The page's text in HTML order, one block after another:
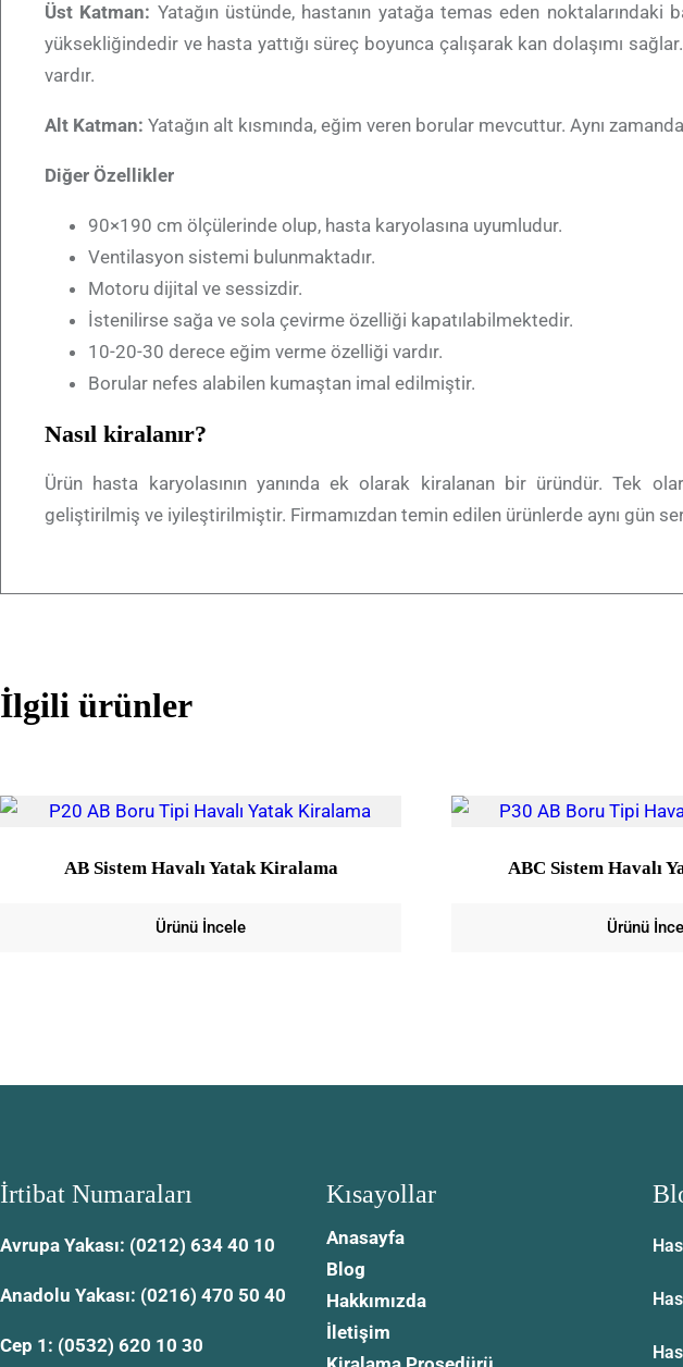
Üst Katman: Yatağın üstünde, hastanın yatağa temas eden
yüksekliğindedir ve hasta yattığı süreç boyunca çalışarak kan dolaşımı
vardır.
Alt Katman: Yatağın alt kısmında, eğim veren borular mevcuttur. Aynı
Diğer Özellikler
90×190 cm ölçülerinde olup, hasta karyolasına uyumludur.
Ventilasyon sistemi bulunmaktadır.
Motoru dijital ve sessizdir.
İstenilirse sağa ve sola çevirme özelliği kapatılabilmektedir.
10-20-30 derece eğim verme özelliği vardır.
Borular nefes alabilen kumaştan imal edilmiştir.
Nasıl kiralanır?
Ürün hasta karyolasının yanında ek olarak kiralanan bir üründür. Tek
geliştirilmiş ve iyileştirilmiştir. Firmamızdan temin edilen ürünlerde aynı gün
İlgili ürünler
AB Sistem Havalı Yatak Kiralama
Ürünü İncele
ABC Sistem Havalı
Ürünü
İrtibat Numaraları
Avrupa Yakası: (0212) 634 40 10
Anadolu Yakası: (0216) 470 50 40
Cep 1: (0532) 620 10 30
Kısayollar
Anasayfa
Blog
Hakkımızda
İletişim